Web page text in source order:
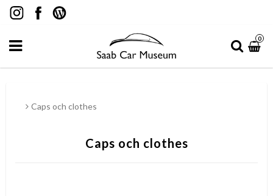
0
Caps och clothes
Caps och clothes